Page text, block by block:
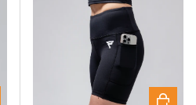
alternativ Välj